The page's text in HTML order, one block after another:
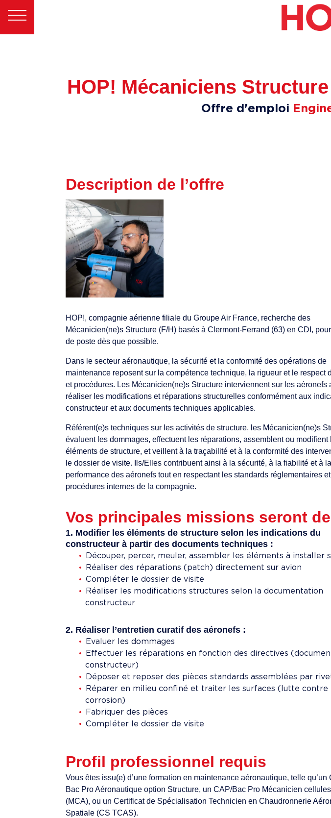
HOP! Mécaniciens
Offre d'emploi
Description de l’offre
HOP!, compagnie aérienne filiale du Groupe Air France, recherche des
Mécanicien(ne)s Structure (F/H) basés à Clermont-Ferrand (63) en CDI,
de poste dès que possible.
Dans le secteur aéronautique, la sécurité et la conformité des opérations de
maintenance reposent sur la compétence technique, la rigueur et le respect
et procédures. Les Mécanicien(ne)s Structure interviennent sur les aéronefs
réaliser les modifications et réparations structurelles conformément aux
constructeur et aux documents techniques applicables.
Référent(e)s techniques sur les activités de structure, les Mécanicien(ne)s
évaluent les dommages, effectuent les réparations, assemblent ou modifient
éléments de structure, et veillent à la traçabilité et à la conformité des
le dossier de visite. Ils/Elles contribuent ainsi à la sécurité, à la fiabilité et à la
performance des aéronefs tout en respectant les standards réglementaires
procédures internes de la compagnie.
Vos principales missions seront
1. Modifier les éléments de structure selon les indications du
constructeur à partir des documents techniques :
Découper, percer, meuler, assembler les éléments à installer
Réaliser des réparations (patch) directement sur avion
Compléter le dossier de visite
Réaliser les modifications structures selon la documentation
constructeur
2. Réaliser l’entretien curatif des aéronefs :
Evaluer les dommages
Effectuer les réparations en fonction des directives
constructeur)
Déposer et reposer des pièces standards assemblées par
Réparer en milieu confiné et traiter les surfaces (lutte contre
corrosion)
Fabriquer des pièces
Compléter le dossier de visite
Profil professionnel requis
Vous êtes issu(e) d’une formation en maintenance aéronautique, telle qu’un
Bac Pro Aéronautique option Structure, un CAP/Bac Pro Mécanicien
(MCA), ou un Certificat de Spécialisation Technicien en Chaudronnerie
Spatiale (CS TCAS).